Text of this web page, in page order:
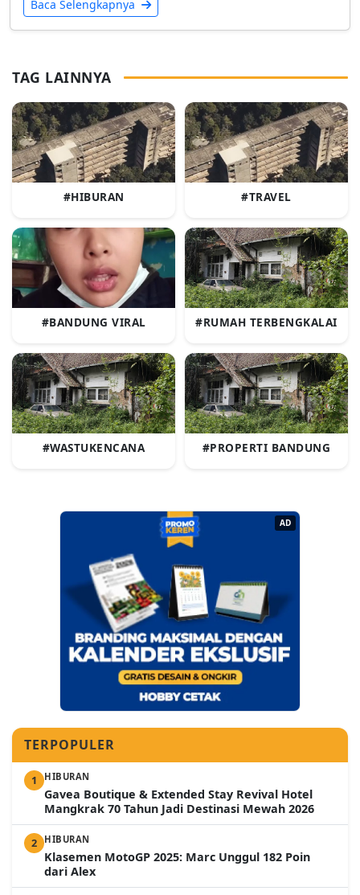
Baca Selengkapnya
TAG LAINNYA
#HIBURAN #TRAVEL
#BANDUNG VIRAL #RUMAH TERBENGKALAI
#WASTUKENCANA #PROPERTI BANDUNG
AD
TERPOPULER
1 HIBURAN
Gavea Boutique & Extended Stay Revival Hotel
Mangkrak 70 Tahun Jadi Destinasi Mewah 2026
2 HIBURAN
Klasemen MotoGP 2025: Marc Unggul 182 Poin
dari Alex